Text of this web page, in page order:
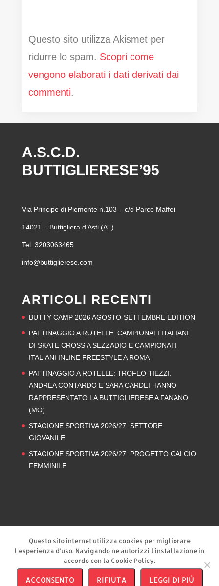
Questo sito utilizza Akismet per
ridurre lo spam. Scopri come
vengono elaborati i dati derivati dai
commenti.
A.S.C.D.
BUTTIGLIERESE’95
Via Principe di Piemonte n.103 – c/o Parco Maffei
14021 – Buttigliera d’Asti (AT)
Tel. 3203063465
info@buttiglierese.com
ARTICOLI RECENTI
BUTTY CAMP 2026 AGOSTO-SETTEMBRE EDITION
PATTINAGGIO A ROTELLE: CAMPIONATI ITALIANI
DI SKATE CROSS A SEZZADIO E CAMPIONATI
ITALIANI INLINE FREESTYLE A ROMA
PATTINAGGIO A ROTELLE: TROFEO TIEZZI.
ANDREA CONTARDO E SARA CARDEI HANNO
RAPPRESENTATO LA BUTTIGLIERESE A FANANO
(MO)
STAGIONE SPORTIVA 2026/27: SETTORE
GIOVANILE
STAGIONE SPORTIVA 2026/27: PROGETTO CALCIO
FEMMINILE
Questo sito internet utilizza cookies per migliorare
l'esperienza d'uso. Navigando ne autorizzi l'installazione in
accordo con la Cookie Policy.
ACCONSENTO RIFIUTA LEGGI DI PIÙ